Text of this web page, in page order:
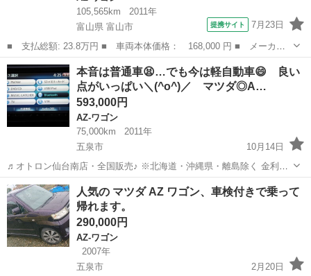
105,565km
2011年
富山県 富山市
提携サイト 7月23日
■ 支払総額: 23.8万円 ■ 車両本体価格： 168,000 円 ■ メーカー
名： マツダ ■ 車種名： ＡＺワゴンカスタムスタイル ■ グレー
ド名： ＸＴ ストラーダナビ（ＣＮ－ＭＷ２５０Ｄ） スマートキ
ー スペアキ...
富山 富山市 AZ-ワゴン
本音は普通車😫…でも今は軽自動車😄 良い
点がいっぱい＼(^o^)／ マツダ◎A…
593,000円
AZ-ワゴン
75,000km
2011年
五泉市
10月14日
♬オトロン仙台南店・全国販売♪ ※北海道・沖縄県・離島除く 金利
0％!!!(^.^)/~~~ ＼今すぐ問合せよう／ 👍Bluetooth👍 ☆ Ａ
Ｚワゴン カスタムスタイル...
新潟 五泉市 AZ-ワゴン オトロン
人気の マツダ AZ ワゴン、車検付きで乗って
帰れます。
290,000円
AZ-ワゴン
2007年
五泉市
2月20日